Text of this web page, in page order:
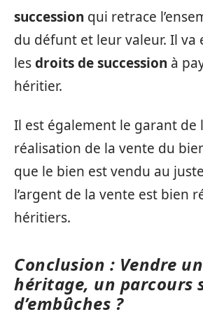
succession qui retrace
du défunt et leur valeur. Il va
lesdroits de succession à
héritier.
Il est également le garant de
réalisation de la vente du
que le bien est vendu au
l’argent de la vente est bien
héritiers.
Conclusion : Vendre
héritage, un parcours
d’embûches ?